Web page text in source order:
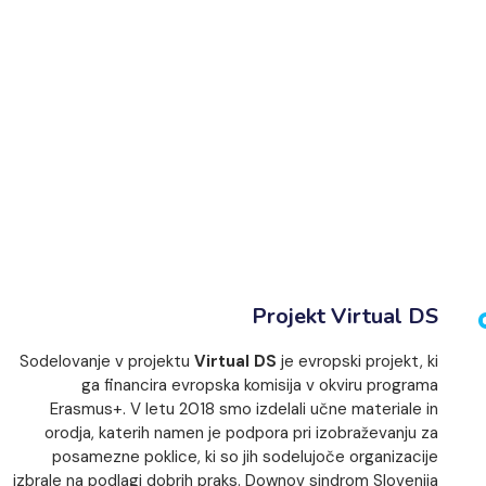
Projekt Virtual DS
Sodelovanje v projektuVirtual DS je evropski projekt, ki
ga financira evropska komisija v okviru programa
Erasmus+. V letu 2018 smo izdelali učne materiale in
orodja, katerih namen je podpora pri izobraževanju za
posamezne poklice, ki so jih sodelujoče organizacije
izbrale na podlagi dobrih praks. Downov sindrom Slovenija